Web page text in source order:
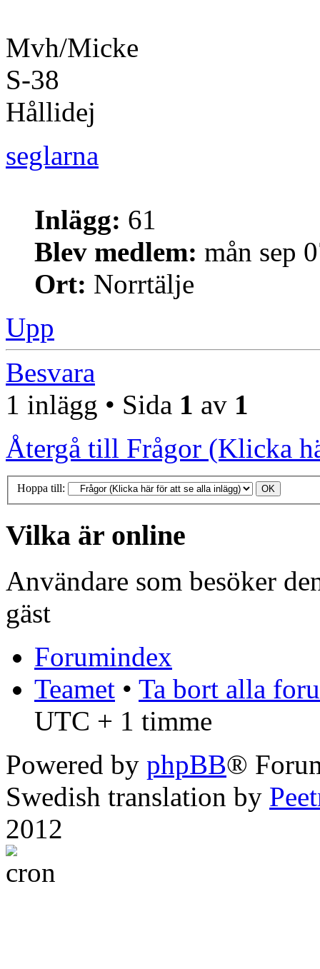
Mvh/Micke
S-38
Hållidej
seglarna
Inlägg: 61
Blev medlem: mån sep
Ort: Norrtälje
Upp
Besvara
1 inlägg • Sida 1 av 1
Återgå till Frågor (Klicka
Hoppa till:
Vilka är online
Användare som besöker
gäst
Forumindex
Teamet • Ta bort alla
UTC + 1 timme
Powered by phpBB®
Swedish translation by
2012